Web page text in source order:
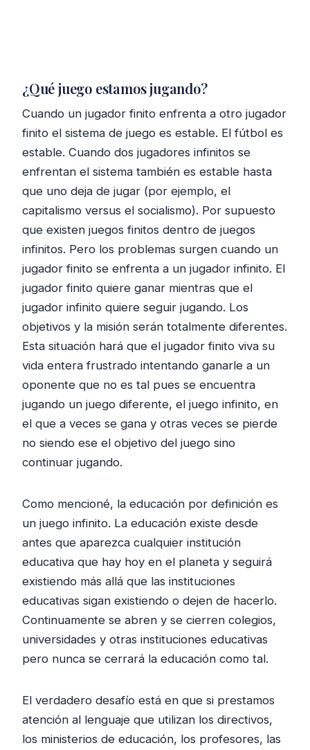
¿Qué juego estamos jugando?
Cuando un jugador finito enfrenta a otro jugador
finito el sistema de juego es estable. El fútbol es
estable. Cuando dos jugadores infinitos se
enfrentan el sistema también es estable hasta
que uno deja de jugar (por ejemplo, el
capitalismo versus el socialismo). Por supuesto
que existen juegos finitos dentro de juegos
infinitos. Pero los problemas surgen cuando un
jugador finito se enfrenta a un jugador infinito. El
jugador finito quiere ganar mientras que el
jugador infinito quiere seguir jugando. Los
objetivos y la misión serán totalmente diferentes.
Esta situación hará que el jugador finito viva su
vida entera frustrado intentando ganarle a un
oponente que no es tal pues se encuentra
jugando un juego diferente, el juego infinito, en
el que a veces se gana y otras veces se pierde
no siendo ese el objetivo del juego sino
continuar jugando.
Como mencioné, la educación por definición es
un juego infinito. La educación existe desde
antes que aparezca cualquier institución
educativa que hay hoy en el planeta y seguirá
existiendo más allá que las instituciones
educativas sigan existiendo o dejen de hacerlo.
Continuamente se abren y se cierren colegios,
universidades y otras instituciones educativas
pero nunca se cerrará la educación como tal.
El verdadero desafío está en que si prestamos
atención al lenguaje que utilizan los directivos,
los ministerios de educación, los profesores, las